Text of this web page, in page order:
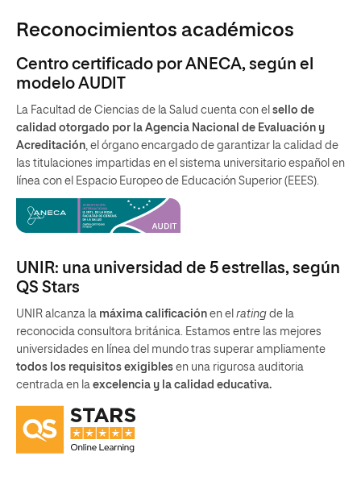
Reconocimientos académicos
Centro certificado por ANECA, según el
modelo AUDIT
La Facultad de Ciencias de la Salud cuenta con el sello de
calidad otorgado por la Agencia Nacional de Evaluación y
Acreditación, el órgano encargado de garantizar la calidad de
las titulaciones impartidas en el sistema universitario español en
línea con el Espacio Europeo de Educación Superior (EEES).
UNIR: una universidad de 5 estrellas, según
QS Stars
UNIR alcanza la máxima calificación en el rating de la
reconocida consultora británica. Estamos entre las mejores
universidades en línea del mundo tras superar ampliamente
todos los requisitos exigibles en una rigurosa auditoria
centrada en la excelencia y la calidad educativa.